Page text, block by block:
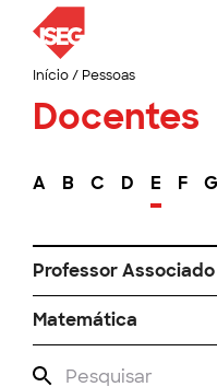
Início/ Pessoas
Docentes
A B C D E F G
Professor
Matemática